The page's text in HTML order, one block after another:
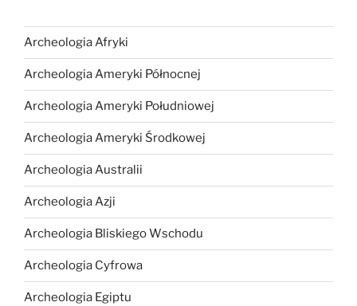
Archeologia Afryki
Archeologia Ameryki Północnej
Archeologia Ameryki Południowej
Archeologia Ameryki Środkowej
Archeologia Australii
Archeologia Azji
Archeologia Bliskiego Wschodu
Archeologia Cyfrowa
Archeologia Egiptu